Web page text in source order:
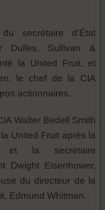
secrétaire d’État
Dulles, Sullivan &
la United Fruit, et
le chef de la CIA
actionnaires.
Walter Bedell Smith
United Fruit après la
et la secrétaire
Dwight Eisenhower,
du directeur de la
Edmund Whitman.